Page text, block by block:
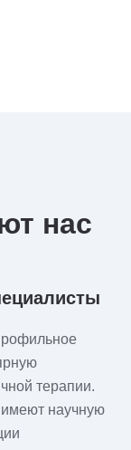
нас
терапии.
научную